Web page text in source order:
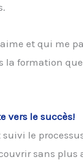
et qui me
formation que
vers le succès!
le
sans plus